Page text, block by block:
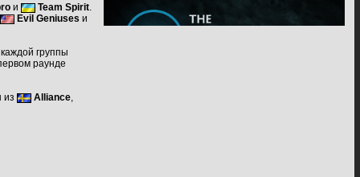
и Team Spirit.
Evil Geniuses и
группы
раунде
из Alliance,